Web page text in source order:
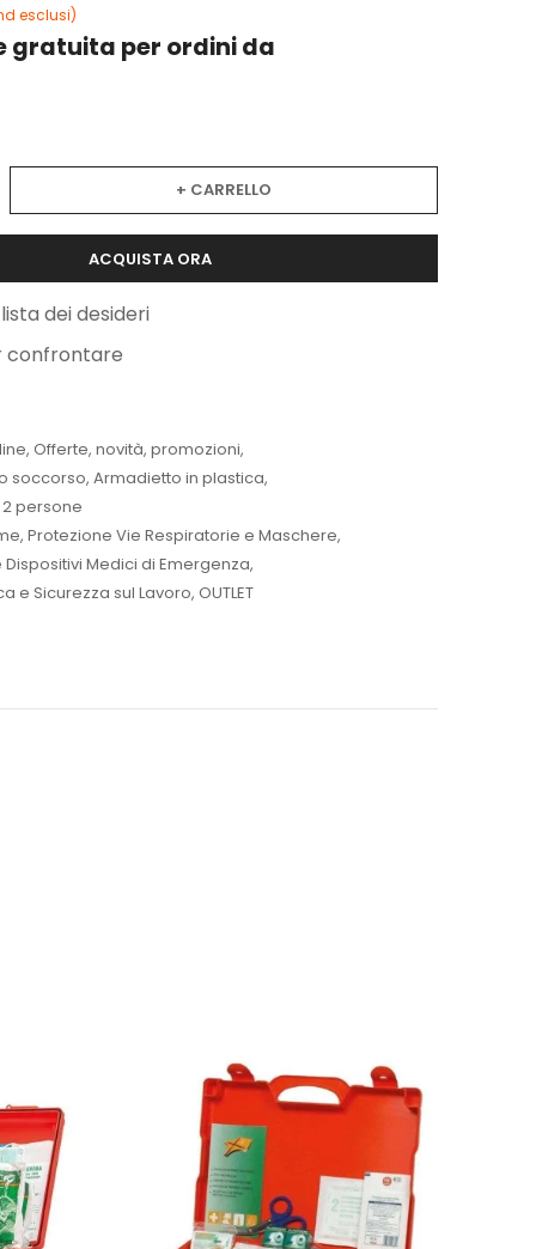
esclusi)
gratuita per ordini da
+ CARRELLO
ACQUISTA ORA
dei desideri
confrontare
, Offerte, novità, promozioni,
soccorso, Armadietto in plastica,
persone
, Protezione Vie Respiratorie e Maschere,
Medici di Emergenza,
e Sicurezza sul Lavoro, OUTLET